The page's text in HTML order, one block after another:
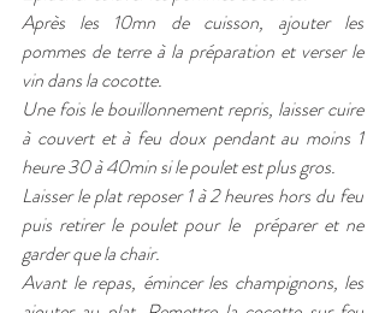
Après les 10mn de cuisson, ajouter les
pommes de terre à la préparation et verser le
vin dans la cocotte.
Une fois le bouillonnement repris, laisser cuire
à couvert et à feu doux pendant au moins 1
heure 30 à 40min si le poulet est plus gros.
Laisser le plat reposer 1 à 2 heures hors du feu
puis retirer le poulet pour le  préparer et ne
garder que la chair.
Avant le repas, émincer les champignons, les